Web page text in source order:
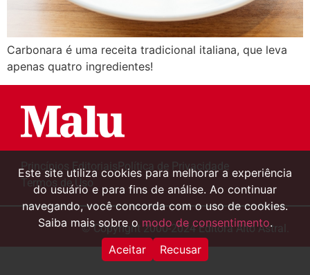
Carbonara é uma receita tradicional italiana, que leva
apenas quatro ingredientes!
Princípios EditoriaisPolítica de Privacidade
Termos de Uso
© Copyright 2000-2024 Editora Alto Astral.
Este site utiliza cookies para melhorar a experiência
do usuário e para fins de análise. Ao continuar
navegando, você concorda com o uso de cookies.
Saiba mais sobre o modo de consentimento.
Aceitar
Recusar